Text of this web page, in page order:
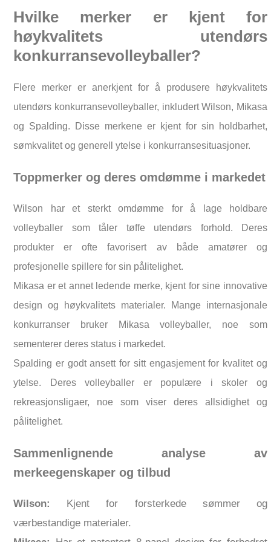
Hvilke merker er kjent for
høykvalitets utendørs
konkurransevolleyballer?
Flere merker er anerkjent for å produsere høykvalitets
utendørs konkurransevolleyballer, inkludert Wilson, Mikasa
og Spalding. Disse merkene er kjent for sin holdbarhet,
sømkvalitet og generell ytelse i konkurransesituasjoner.
Toppmerker og deres omdømme i markedet
Wilson har et sterkt omdømme for å lage holdbare
volleyballer som tåler tøffe utendørs forhold. Deres
produkter er ofte favorisert av både amatører og
profesjonelle spillere for sin pålitelighet.
Mikasa er et annet ledende merke, kjent for sine innovative
design og høykvalitets materialer. Mange internasjonale
konkurranser bruker Mikasa volleyballer, noe som
sementerer deres status i markedet.
Spalding er godt ansett for sitt engasjement for kvalitet og
ytelse. Deres volleyballer er populære i skoler og
rekreasjonsligaer, noe som viser deres allsidighet og
pålitelighet.
Sammenlignende analyse av
merkeegenskaper og tilbud
Wilson:
Kjent for forsterkede sømmer og
værbestandige materialer.